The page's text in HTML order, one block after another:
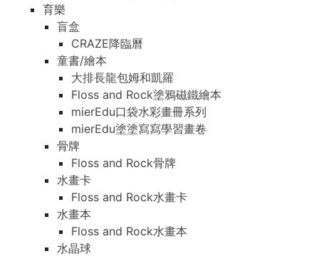
育樂
盲盒
CRAZE降臨曆
童書/繪本
大排長龍包姆和凱羅
Floss and Rock塗鴉磁鐵繪本
mierEdu口袋水彩畫冊系列
mierEdu塗塗寫寫學習畫卷
骨牌
Floss and Rock骨牌
水畫卡
Floss and Rock水畫卡
水畫本
Floss and Rock水畫本
水晶球